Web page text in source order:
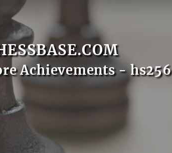
Achievements - hs256